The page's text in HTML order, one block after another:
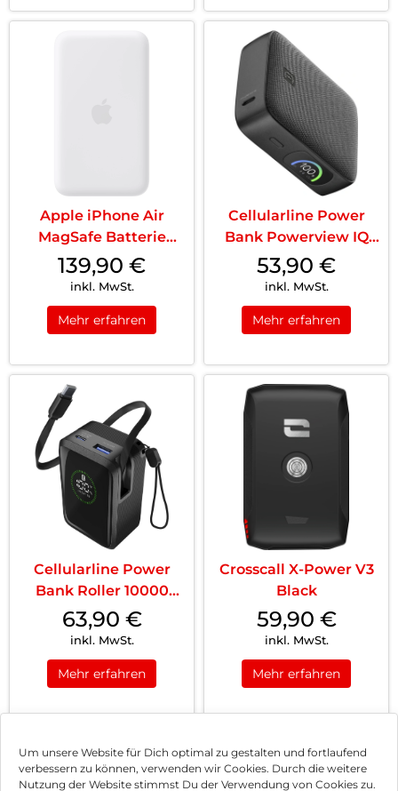
Um unsere Website für Dich optimal zu gestalten und fortlaufend
verbessern zu können, verwenden wir Cookies. Durch die weitere
Nutzung der Website stimmst Du der Verwendung von Cookies zu.
Apple iPhone Air
MagSafe Batterie
Weiß
139,90 €
inkl. MwSt.
Mehr erfahren
Cellularline Power
Bank Powerview IQ
10000 Schwarz
53,90 €
inkl. MwSt.
Mehr erfahren
Cellularline Power
Bank Roller 10000
Schwarz
63,90 €
inkl. MwSt.
Mehr erfahren
Crosscall X-Power V3
Black
59,90 €
inkl. MwSt.
Mehr erfahren
1 2 3 Nächste